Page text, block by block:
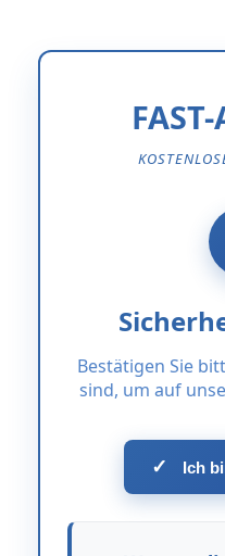
Bestätigen Sie
sind, um auf
✓ Ich